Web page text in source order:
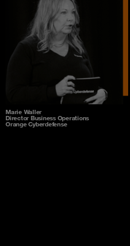
Marie Waller
Director Business Operations
Orange Cyberdefense